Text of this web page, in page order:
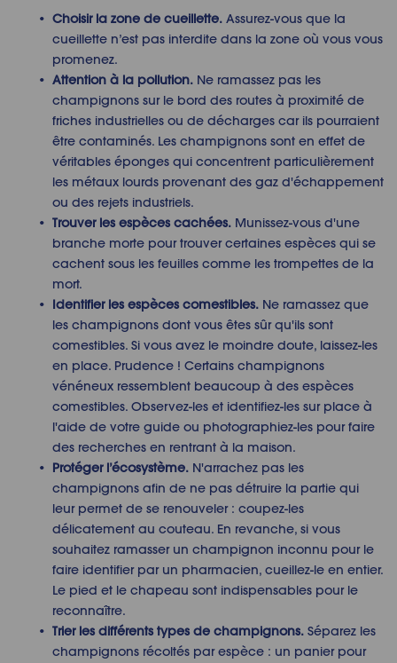
Choisir la zone de cueillette. Assurez-vous que la
cueillette n’est pas interdite dans la zone où vous vous
promenez.
Attention à la pollution. Ne ramassez pas les
champignons sur le bord des routes à proximité de
friches industrielles ou de décharges car ils pourraient
être contaminés. Les champignons sont en effet de
véritables éponges qui concentrent particulièrement
les métaux lourds provenant des gaz d'échappement
ou des rejets industriels.
Trouver les espèces cachées. Munissez-vous d'une
branche morte pour trouver certaines espèces qui se
cachent sous les feuilles comme les trompettes de la
mort.
Identifier les espèces comestibles. Ne ramassez que
les champignons dont vous êtes sûr qu'ils sont
comestibles. Si vous avez le moindre doute, laissez-les
en place. Prudence ! Certains champignons
vénéneux ressemblent beaucoup à des espèces
comestibles. Observez-les et identifiez-les sur place à
l'aide de votre guide ou photographiez-les pour faire
des recherches en rentrant à la maison.
Protéger l’écosystème. N'arrachez pas les
champignons afin de ne pas détruire la partie qui
leur permet de se renouveler : coupez-les
délicatement au couteau. En revanche, si vous
souhaitez ramasser un champignon inconnu pour le
faire identifier par un pharmacien, cueillez-le en entier.
Le pied et le chapeau sont indispensables pour le
reconnaître.
Trier les différents types de champignons. Séparez les
champignons récoltés par espèce : un panier pour